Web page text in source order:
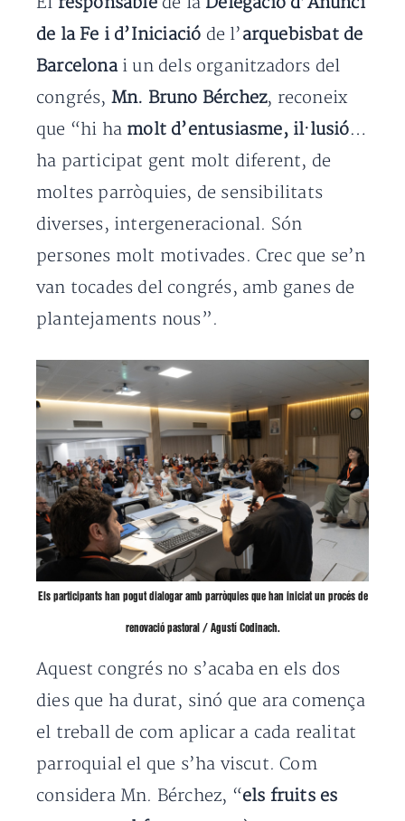
de la Fe i d’Iniciació de l’arquebisbat de
Barcelonai un dels organitzadors del
congrés, Mn. Bruno Bérchez, reconeix
que “hi ha molt d’entusiasme, il·lusió…
ha participat gent molt diferent, de
moltes parròquies, de sensibilitats
diverses, intergeneracional. Són
persones molt motivades. Crec que se’n
van tocades del congrés, amb ganes de
plantejaments nous”.
Els participants han pogut dialogar amb parròquies que han iniciat un procés de
renovació pastoral / Agustí Codinach.
Aquest congrés no s’acaba en els dos
dies que ha durat, sinó que ara comença
el treball de com aplicar a cada realitat
parroquial el que s’ha viscut. Com
considera Mn. Bérchez, “els fruits es